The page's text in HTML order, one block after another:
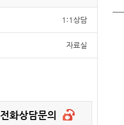
1:1상담
자료실
전화상담문의